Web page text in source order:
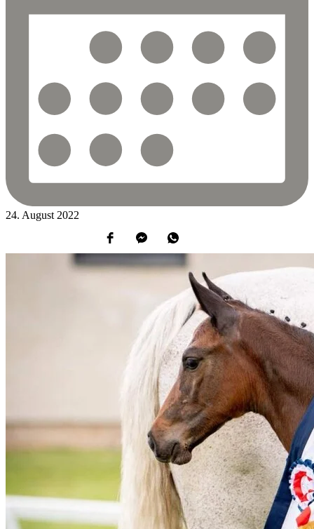
24. August 2022